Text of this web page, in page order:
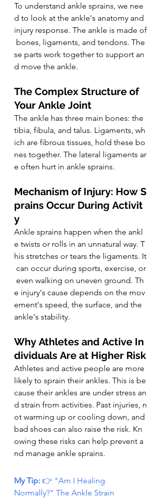
To understand ankle sprains, we nee
d to look at the ankle's anatomy and
injury response. The ankle is made of
bones, ligaments, and tendons. The
se parts work together to support an
d move the ankle.
The Complex Structure of
Your Ankle Joint
The ankle has three main bones: the
tibia, fibula, and talus. Ligaments, wh
ich are fibrous tissues, hold these bo
nes together. The lateral ligaments ar
e often hurt in ankle sprains.
Mechanism of Injury: How S
prains Occur During Activit
y
Ankle sprains happen when the ankl
e twists or rolls in an unnatural way. T
his stretches or tears the ligaments. It
can occur during sports, exercise, or
even walking on uneven ground. Th
e injury's cause depends on the mov
ement's speed, the surface, and the
ankle's stability.
Why Athletes and Active In
dividuals Are at Higher Risk
Athletes and active people are more
likely to sprain their ankles. This is be
cause their ankles are under stress an
d strain from activities. Past injuries, n
ot warming up or cooling down, and
bad shoes can also raise the risk. Kn
owing these risks can help prevent a
nd manage ankle sprains.
My Tip: 👉 "Am I Healing
Normally?" The Ankle Strain